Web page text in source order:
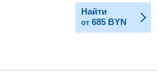
Найти
от 685 BYN